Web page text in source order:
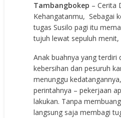
Tambangbokep – Cerita
Kehangatanmu, Sebagai
tugas Susilo pagi itu
tujuh lewat sepuluh
Anak buahnya yang terdiri
kebersihan dan pesuruh
menunggu
perintahnya – pekerjaan
lakukan. Tanpa
langsung saja membagi